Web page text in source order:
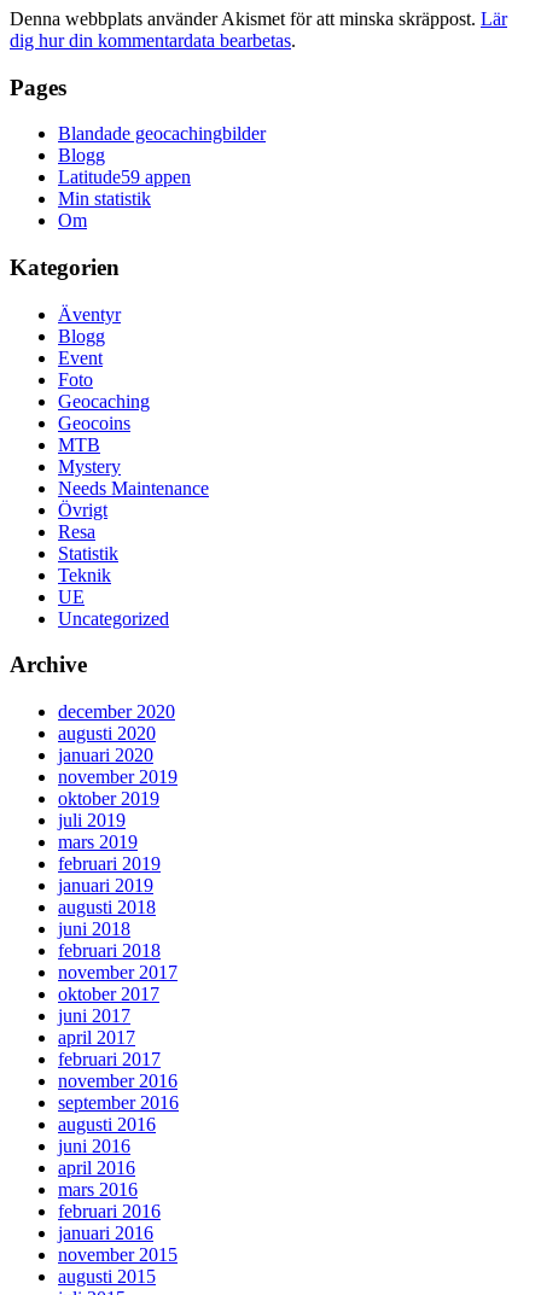
Denna webbplats använder Akismet för att minska skräppost. Lär
dig hur din kommentardata bearbetas.
Pages
Blandade geocachingbilder
Blogg
Latitude59 appen
Min statistik
Om
Kategorien
Äventyr
Blogg
Event
Foto
Geocaching
Geocoins
MTB
Mystery
Needs Maintenance
Övrigt
Resa
Statistik
Teknik
UE
Uncategorized
Archive
december 2020
augusti 2020
januari 2020
november 2019
oktober 2019
juli 2019
mars 2019
februari 2019
januari 2019
augusti 2018
juni 2018
februari 2018
november 2017
oktober 2017
juni 2017
april 2017
februari 2017
november 2016
september 2016
augusti 2016
juni 2016
april 2016
mars 2016
februari 2016
januari 2016
november 2015
augusti 2015